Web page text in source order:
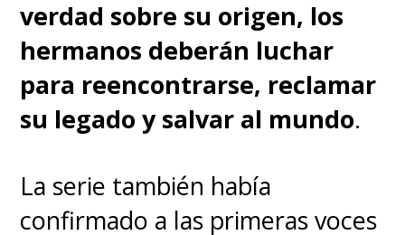
verdad sobre su origen, los
hermanos deberán luchar
para reencontrarse, reclamar
su legado y salvar al mundo.
La serie también había
confirmado a las primeras voces